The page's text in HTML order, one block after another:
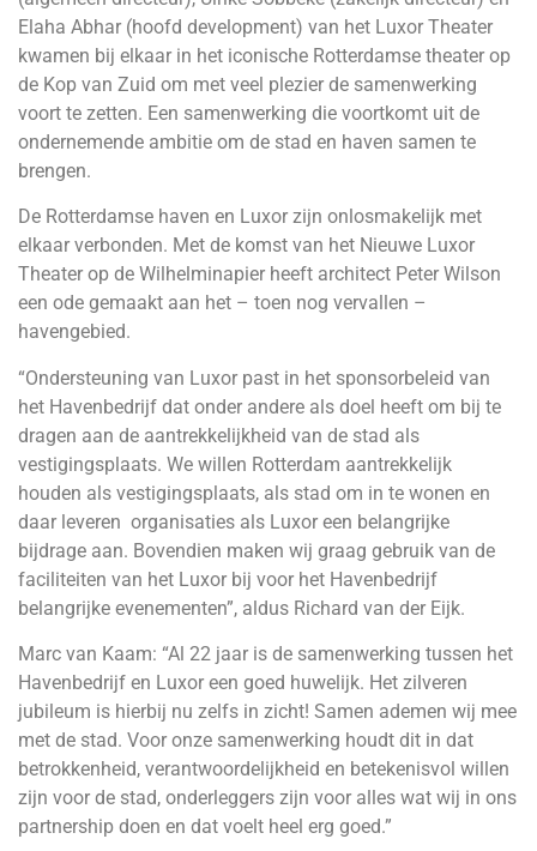
Elaha Abhar (hoofd development) van het Luxor Theater
kwamen bij elkaar in het iconische Rotterdamse theater op
de Kop van Zuid om met veel plezier de samenwerking
voort te zetten. Een samenwerking die voortkomt uit de
ondernemende ambitie om de stad en haven samen te
brengen.
De Rotterdamse haven en Luxor zijn onlosmakelijk met
elkaar verbonden. Met de komst van het Nieuwe Luxor
Theater op de Wilhelminapier heeft architect Peter Wilson
een ode gemaakt aan het – toen nog vervallen –
havengebied.
“Ondersteuning van Luxor past in het sponsorbeleid van
het Havenbedrijf dat onder andere als doel heeft om bij te
dragen aan de aantrekkelijkheid van de stad als
vestigingsplaats. We willen Rotterdam aantrekkelijk
houden als vestigingsplaats, als stad om in te wonen en
daar leveren organisaties als Luxor een belangrijke
bijdrage aan. Bovendien maken wij graag gebruik van de
faciliteiten van het Luxor bij voor het Havenbedrijf
belangrijke evenementen”, aldus Richard van der Eijk.
Marc van Kaam: “Al 22 jaar is de samenwerking tussen het
Havenbedrijf en Luxor een goed huwelijk. Het zilveren
jubileum is hierbij nu zelfs in zicht! Samen ademen wij mee
met de stad. Voor onze samenwerking houdt dit in dat
betrokkenheid, verantwoordelijkheid en betekenisvol willen
zijn voor de stad, onderleggers zijn voor alles wat wij in ons
partnership doen en dat voelt heel erg goed.”